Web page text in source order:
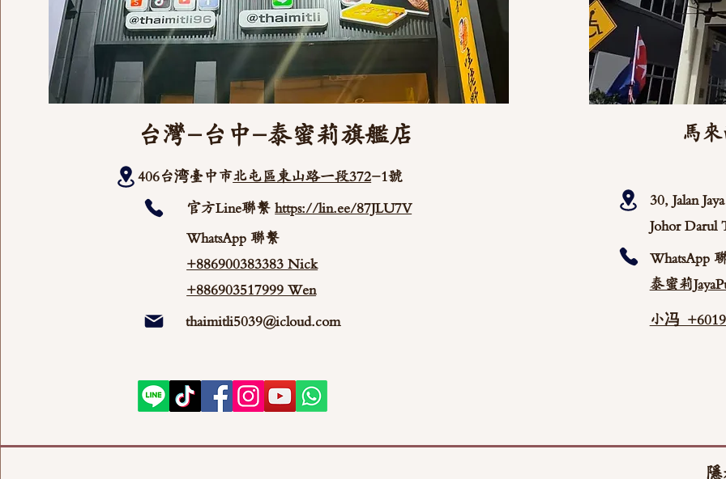
台灣-台中-泰蜜莉旗艦店
406台湾臺中市北屯區東山路一段372-1號
官方Line聯繫https://lin.ee/87JLU7V
WhatsApp 聯繫
+886900383383 Nick
+886903517999 Wen
thaimitli5039@icloud.com
馬
30, Jalan
Johor Darul
WhatsApp
泰蜜莉
小冯